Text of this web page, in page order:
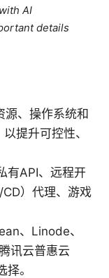
AI
details
源、操作系统和
提升可控性、
有API、远程开
）代理、游戏
、Linode、
讯云普惠云
。